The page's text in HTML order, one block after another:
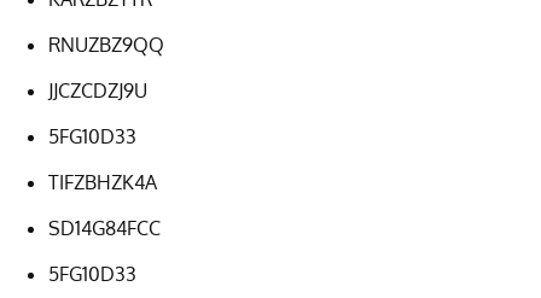
RNUZBZ9QQ
JJCZCDZJ9U
5FG10D33
TIFZBHZK4A
SD14G84FCC
5FG10D33